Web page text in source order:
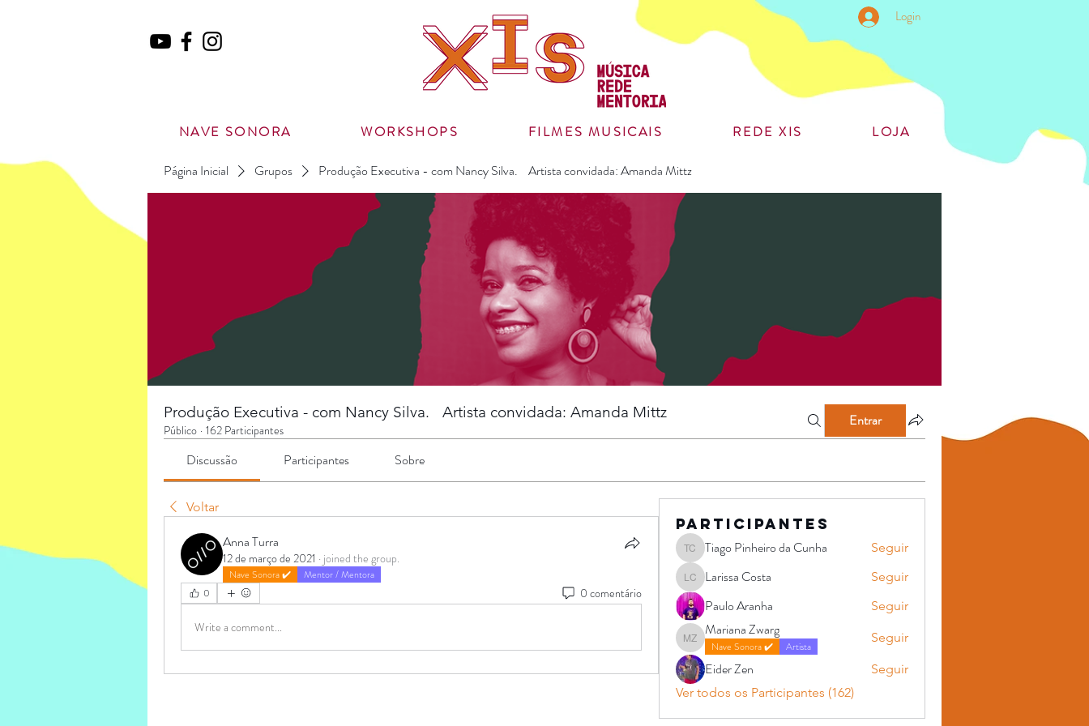
Login
NAVE SONORA WORKSHOPS FILMES MUSICAIS REDE XIS LOJA
Página Inicial Grupos Produção Executiva - com Nancy Silva. Artista convidada: Amanda Mittz
Produção Executiva - com Nancy Silva. Artista convidada: Amanda Mittz
Público · 162 Participantes
Entrar
Discussão Participantes Sobre
Voltar
Anna Turra
12 de março de 2021 · joined the group.
Nave Sonora ✔️
Mentor / Mentora
0
0 comentário
Write a comment...
Participantes
Tiago Pinheiro da Cunha
Tiago Pinheiro da Cunha Seguir
Larissa Costa
Larissa Costa Seguir
Paulo Aranha Seguir
Mariana Zwarg
Mariana Zwarg
Nave Sonora ✔️ Artista
Seguir
Eider Zen
Seguir
Ver todos os Participantes (162)